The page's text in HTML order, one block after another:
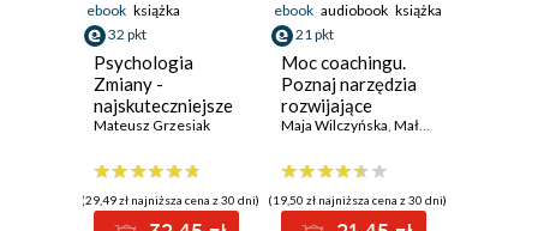
ebook książka
32 pkt
Psychologia
Zmiany -
najskuteczniejsze
narzędzia pracy z
zachowaniami i
myśleniem
Mateusz Grzesiak
(29,49 zł najniższa cena z 30 dni)
ebook audiobook książka
21 pkt
Moc coachingu.
Poznaj narzędzia
rozwijające
umiejętności i
osobiste. Wydanie
II rozszerzone
Maja Wilczyńska, Małgorzata Nowak
(19,50 zł najniższa cena z 30 dni)